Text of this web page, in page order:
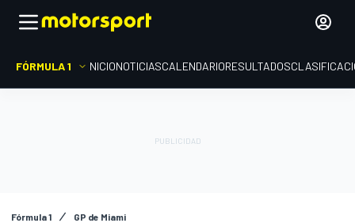
FÓRMULA 1 INICIONOTICIASCALENDARIORESULTADOS
Fórmula 1 GP de Miami